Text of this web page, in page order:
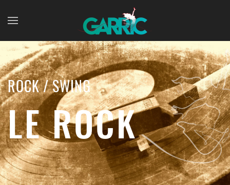
Skip to main content
ROCK / SWING
LE ROCK